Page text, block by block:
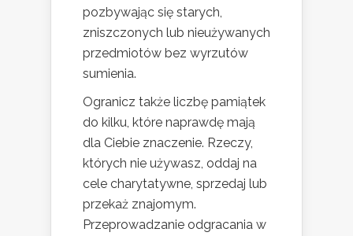
pozbywając się starych,
zniszczonych lub nieużywanych
przedmiotów bez wyrzutów
sumienia.
Ogranicz także liczbę pamiątek
do kilku, które naprawdę mają
dla Ciebie znaczenie. Rzeczy,
których nie używasz, oddaj na
cele charytatywne, sprzedaj lub
przekaż znajomym.
Przeprowadzanie odgracania w